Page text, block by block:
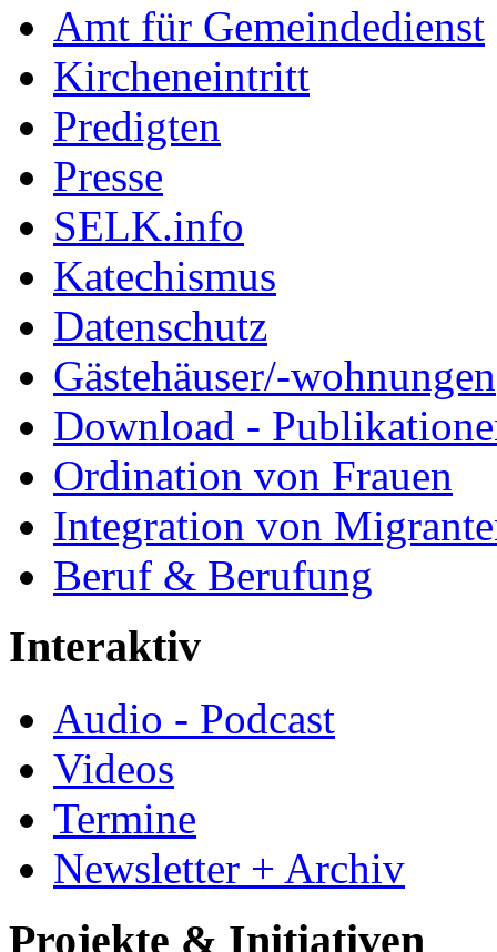
Amt für Gemeindedienst
Kircheneintritt
Predigten
Presse
SELK.info
Katechismus
Datenschutz
Gästehäuser/-wohnungen
Download -
Ordination von Frauen
Integration von
Beruf & Berufung
Interaktiv
Audio - Podcast
Videos
Termine
Newsletter + Archiv
Projekte & Initiativen